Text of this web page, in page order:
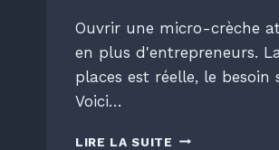
Ouvrir une micro-crèche
en plus d'entrepreneurs.
places est réelle, le besoin
Voici…
LIRE LA SUITE OUVRIR